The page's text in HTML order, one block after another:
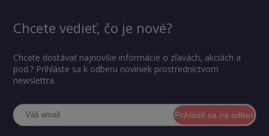
Chcete vedieť, čo je nové?
Chcete dostávať najnovšie informácie o zľavách, akciách a
pod.? Prihláste sa k odberu noviniek prostredníctvom
newslettra.
Prihlásiť sa na odber